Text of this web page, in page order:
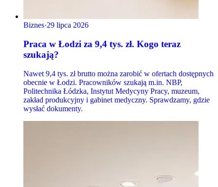
Biznes·29 lipca 2026
Praca w Łodzi za 9,4 tys. zł. Kogo teraz
szukają?
Nawet 9,4 tys. zł brutto można zarobić w ofertach dostępnych
obecnie w Łodzi. Pracowników szukają m.in. NBP,
Politechnika Łódzka, Instytut Medycyny Pracy, muzeum,
zakład produkcyjny i gabinet medyczny. Sprawdzamy, gdzie
wysłać dokumenty.